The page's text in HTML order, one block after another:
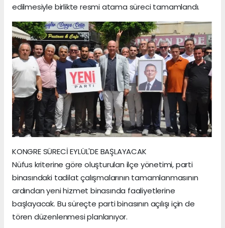
edilmesiyle birlikte resmi atama süreci tamamlandı.
KONGRE SÜRECİ EYLÜL'DE BAŞLAYACAK
Nüfus kriterine göre oluşturulan ilçe yönetimi, parti
binasındaki tadilat çalışmalarının tamamlanmasının
ardından yeni hizmet binasında faaliyetlerine
başlayacak. Bu süreçte parti binasının açılışı için de
tören düzenlenmesi planlanıyor.